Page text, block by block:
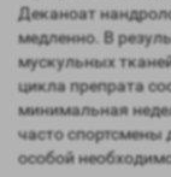
Деканоат
медленно. В
мускульных
цикла препрата
минимальная
часто спортсмены
особой